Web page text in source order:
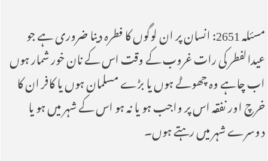
مسئلہ 2651: انسان پر ان لوگوں کا فطرہ دینا ضروری ہے جو
عیدالفطر کی رات غروب کے وقت اس کے نان خور شمار ہوں
اب چاہے وہ چھوٹے ہوں یا بڑے مسلمان ہوں یا کافر ان کا
خرچ اور نفقہ اس پر واجب ہو یا نہ ہو اس کے شہر میں ہو یا
دوسرے شہر میں رہتے ہوں۔